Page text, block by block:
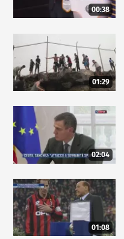
00:38
01:29
02:04
01:08